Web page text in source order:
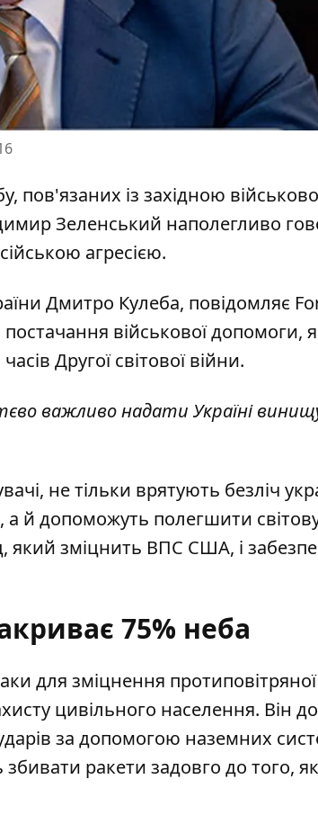
пов'язаних із західною
Зеленський наполегливо
агресією.
Дмитро Кулеба, повідомляє
військової допомоги,
Другої світової війни.
важливо надати Україні
не тільки врятують безліч
а й допоможуть полегшити
який зміцнить ВПС США, і
75% неба
для зміцнення
цивільного населення. Він
за допомогою наземних
збивати ракети задовго до того,